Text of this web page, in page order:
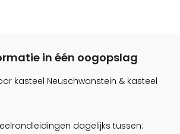
in één oogopslag
kasteel Neuschwanstein & kasteel
dagelijks tussen: